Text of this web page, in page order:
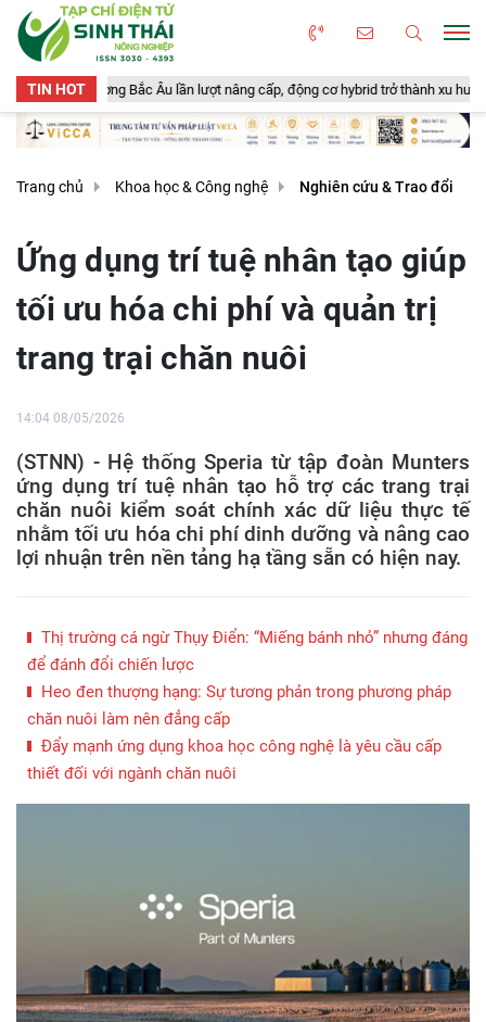
TIN HOT
Âu lần lượt nâng cấp, động cơ hybrid trở thành xu hướng mới Nông
Trang chủ Khoa học & Công nghệ Nghiên cứu & Trao đổi
Ứng dụng trí tuệ nhân tạo giúp
tối ưu hóa chi phí và quản trị
trang trại chăn nuôi
14:04 08/05/2026
(STNN) - Hệ thống Speria từ tập đoàn Munters
ứng dụng trí tuệ nhân tạo hỗ trợ các trang trại
chăn nuôi kiểm soát chính xác dữ liệu thực tế
nhằm tối ưu hóa chi phí dinh dưỡng và nâng cao
lợi nhuận trên nền tảng hạ tầng sẵn có hiện nay.
Thị trường cá ngừ Thụy Điển: “Miếng bánh nhỏ” nhưng đáng
để đánh đổi chiến lược
Heo đen thượng hạng: Sự tương phản trong phương pháp
chăn nuôi làm nên đẳng cấp
Đẩy mạnh ứng dụng khoa học công nghệ là yêu cầu cấp
thiết đối với ngành chăn nuôi